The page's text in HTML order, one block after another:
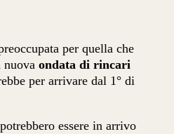
per quella che
nuovaondata di rincari
per arrivare dal 1° di
potrebbero essere in arrivo